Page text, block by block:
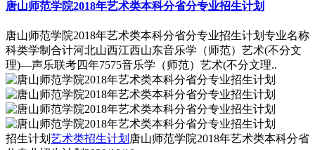
唐山师范学院2018年艺术类本科分省分专业招生计划
唐山师范学院2018年艺术类本科分省分专业招生计划专业名称
科类学制合计河北山西江西山东音乐学（师范）艺术(不分文
理)―声乐联考四年7575音乐学（师范）艺术(不分文理..
招生计划 艺术类招生计划 唐山师范学院2018年艺术类本科分省